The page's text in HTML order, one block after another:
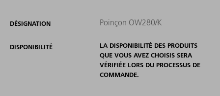
DÉSIGNATION Poinçon OW280/K
DISPONIBILITÉ
LA DISPONIBILITÉ DES PRODUITS
QUE VOUS AVEZ CHOISIS SERA
VÉRIFIÉE LORS DU PROCESSUS DE
COMMANDE.